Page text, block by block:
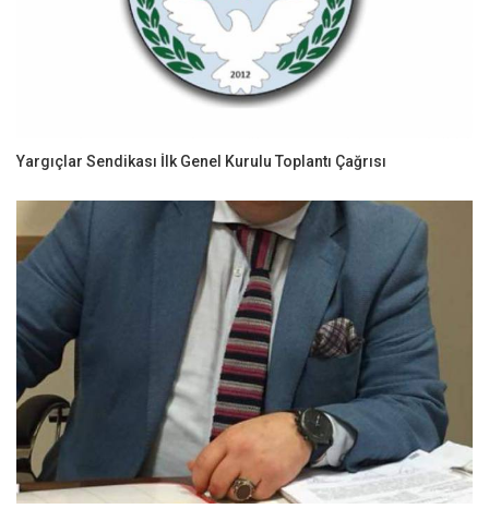
Yargıçlar Sendikası İlk Genel Kurulu Toplantı Çağrısı